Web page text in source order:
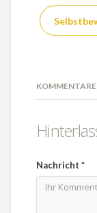
KOMMENTARE
Nachricht*